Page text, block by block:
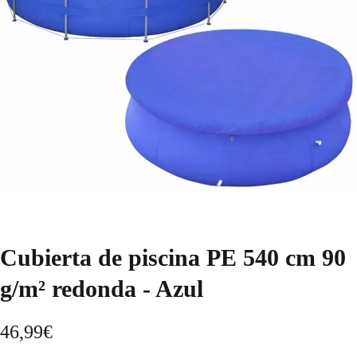
Cubierta de piscina PE 540 cm 90
g/m² redonda - Azul
46,99€